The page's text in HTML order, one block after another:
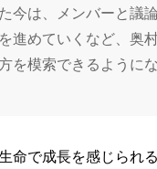
今は、メンバーと議
進めていくなど、奥
を模索できるように
命で成長を感じられ